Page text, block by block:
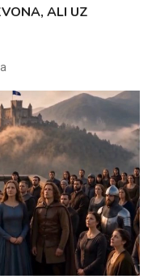
ALI UZ